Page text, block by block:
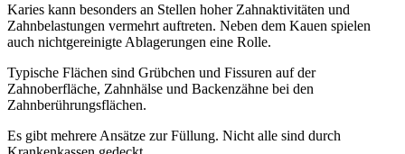
Karies kann besonders an Stellen hoher Zahnaktivitäten und
Zahnbelastungen vermehrt auftreten. Neben dem Kauen spielen
auch nichtgereinigte Ablagerungen eine Rolle.
Typische Flächen sind Grübchen und Fissuren auf der
Zahnoberfläche, Zahnhälse und Backenzähne bei den
Zahnberührungsflächen.
Es gibt mehrere Ansätze zur Füllung. Nicht alle sind durch